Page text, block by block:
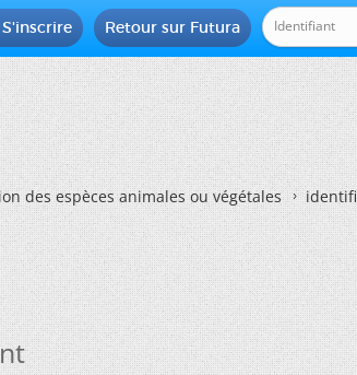
Retour sur Futura
S'inscrire
des espèces animales ou végétales